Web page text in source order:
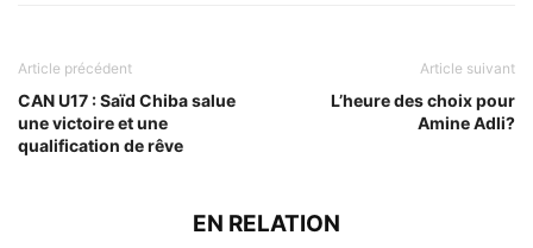
Article précédent
CAN U17 : Saïd Chiba salue
une victoire et une
qualification de rêve
Article suivant
L’heure des choix pour
Amine Adli?
EN RELATION